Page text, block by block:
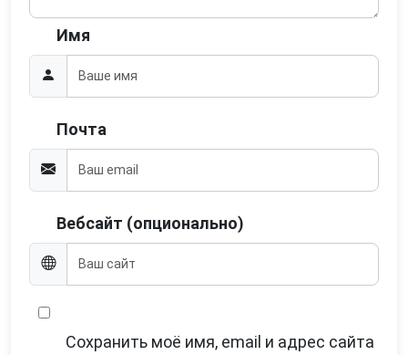
Имя
Почта
Вебсайт (опционально)
Сохранить моё имя, email и адрес сайта